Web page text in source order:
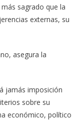
sagrado que la
externas, su
asegura la
jamás imposición
sobre su
económico, político